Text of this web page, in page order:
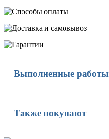
Выполненные работы
Также покупают